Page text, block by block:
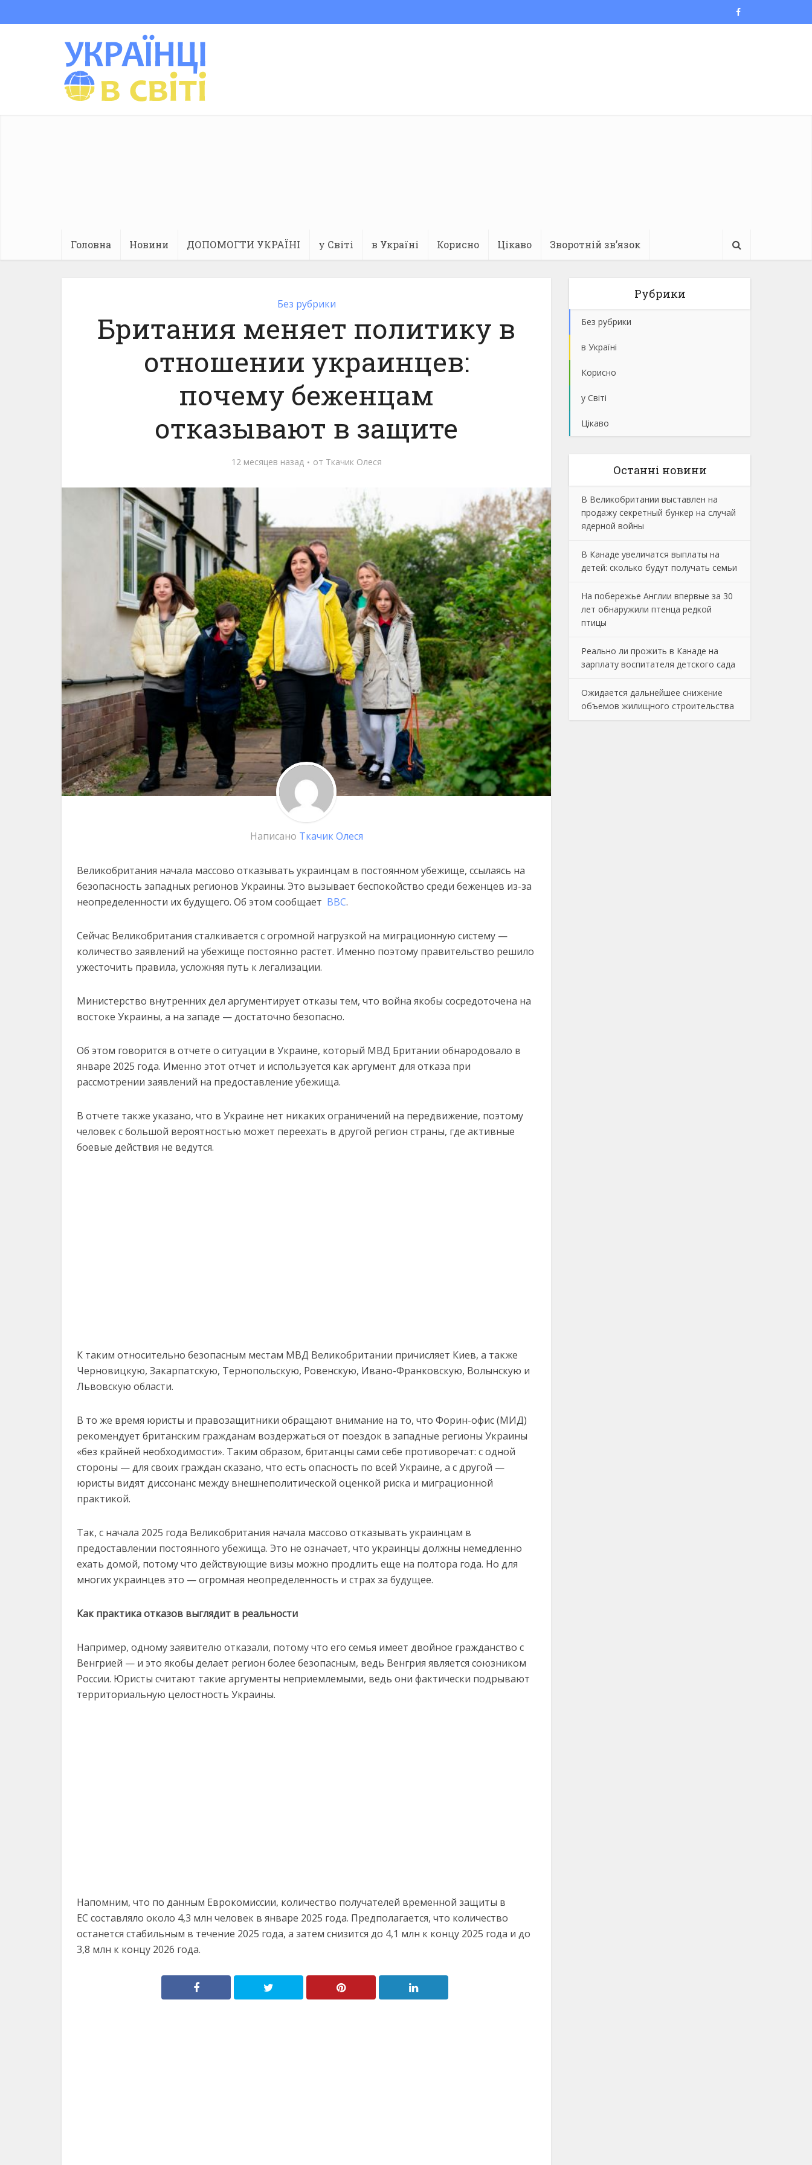
Головна Новини ДОПОМОГТИ УКРАЇНІ у Світі в Україні Корисно Цікаво Зворотній зв’язок
Без рубрики
Британия меняет политику в
отношении украинцев:
почему беженцам
отказывают в защите
12 месяцев назад от Ткачик Олеся
Написано Ткачик Олеся
Великобритания начала массово отказывать украинцам в постоянном убежище, ссылаясь на
безопасность западных регионов Украины. Это вызывает беспокойство среди беженцев из-за
неопределенности их будущего. Об этом сообщает BBC.
Сейчас Великобритания сталкивается с огромной нагрузкой на миграционную систему —
количество заявлений на убежище постоянно растет. Именно поэтому правительство решило
ужесточить правила, усложняя путь к легализации.
Министерство внутренних дел аргументирует отказы тем, что война якобы сосредоточена на
востоке Украины, а на западе — достаточно безопасно.
Об этом говорится в отчете о ситуации в Украине, который МВД Британии обнародовало в
январе 2025 года. Именно этот отчет и используется как аргумент для отказа при
рассмотрении заявлений на предоставление убежища.
В отчете также указано, что в Украине нет никаких ограничений на передвижение, поэтому
человек с большой вероятностью может переехать в другой регион страны, где активные
боевые действия не ведутся.
К таким относительно безопасным местам МВД Великобритании причисляет Киев, а также
Черновицкую, Закарпатскую, Тернопольскую, Ровенскую, Ивано-Франковскую, Волынскую и
Львовскую области.
В то же время юристы и правозащитники обращают внимание на то, что Форин-офис (МИД)
рекомендует британским гражданам воздержаться от поездок в западные регионы Украины
«без крайней необходимости». Таким образом, британцы сами себе противоречат: с одной
стороны — для своих граждан сказано, что есть опасность по всей Украине, а с другой —
юристы видят диссонанс между внешнеполитической оценкой риска и миграционной
практикой.
Так, с начала 2025 года Великобритания начала массово отказывать украинцам в
предоставлении постоянного убежища. Это не означает, что украинцы должны немедленно
ехать домой, потому что действующие визы можно продлить еще на полтора года. Но для
многих украинцев это — огромная неопределенность и страх за будущее.
Как практика отказов выглядит в реальности
Например, одному заявителю отказали, потому что его семья имеет двойное гражданство с
Венгрией — и это якобы делает регион более безопасным, ведь Венгрия является союзником
России. Юристы считают такие аргументы неприемлемыми, ведь они фактически подрывают
территориальную целостность Украины.
Напомним, что по данным Еврокомиссии, количество получателей временной защиты в
ЕС составляло около 4,3 млн человек в январе 2025 года. Предполагается, что количество
останется стабильным в течение 2025 года, а затем снизится до 4,1 млн к концу 2025 года и до
3,8 млн к концу 2026 года.
Рубрики
Без рубрики
в Україні
Корисно
у Світі
Цікаво
Останнi новини
В Великобритании выставлен на
продажу секретный бункер на случай
ядерной войны
В Канаде увеличатся выплаты на
детей: сколько будут получать семьи
На побережье Англии впервые за 30
лет обнаружили птенца редкой
птицы
Реально ли прожить в Канаде на
зарплату воспитателя детского сада
Ожидается дальнейшее снижение
объемов жилищного строительства